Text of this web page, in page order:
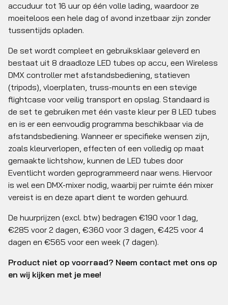
accuduur tot 16 uur op één volle lading, waardoor ze
moeiteloos een hele dag of avond inzetbaar zijn zonder
tussentijds opladen.
De set wordt compleet en gebruiksklaar geleverd en
bestaat uit 8 draadloze LED tubes op accu, een Wireless
DMX controller met afstandsbediening, statieven
(tripods), vloerplaten, truss-mounts en een stevige
flightcase voor veilig transport en opslag. Standaard is
de set te gebruiken met één vaste kleur per 8 LED tubes
en is er een eenvoudig programma beschikbaar via de
afstandsbediening. Wanneer er specifieke wensen zijn,
zoals kleurverlopen, effecten of een volledig op maat
gemaakte lichtshow, kunnen de LED tubes door
Eventlicht worden geprogrammeerd naar wens. Hiervoor
is wel een DMX-mixer nodig, waarbij per ruimte één mixer
vereist is en deze apart dient te worden gehuurd.
De huurprijzen (excl. btw) bedragen €190 voor 1 dag,
€285 voor 2 dagen, €360 voor 3 dagen, €425 voor 4
dagen en €565 voor een week (7 dagen).
Product niet op voorraad? Neem contact met ons op
en wij kijken met je mee!